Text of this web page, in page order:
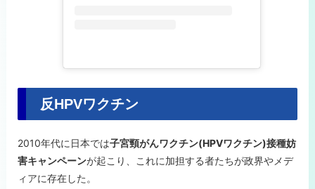
反HPVワクチン
2010年代に日本では子宮頸がんワクチン(HPVワクチン)接種妨
害キャンペーンが起こり、これに加担する者たちが政界やメデ
ィアに存在した。